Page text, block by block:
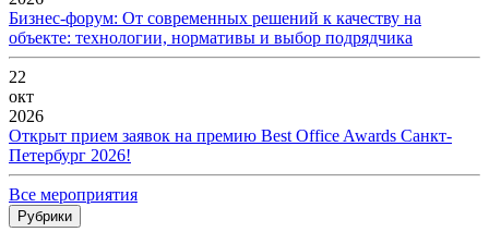
Бизнес-форум: От современных решений к качеству на
объекте: технологии, нормативы и выбор подрядчика
22
окт
2026
Открыт прием заявок на премию Best Office Awards Санкт-
Петербург 2026!
Все мероприятия
Рубрики